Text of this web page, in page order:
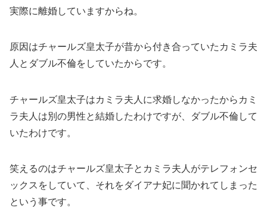
実際に離婚していますからね。
原因はチャールズ皇太子が昔から付き合っていたカミラ夫
人とダブル不倫をしていたからです。
チャールズ皇太子はカミラ夫人に求婚しなかったからカミ
ラ夫人は別の男性と結婚したわけですが、ダブル不倫して
いたわけです。
笑えるのはチャールズ皇太子とカミラ夫人がテレフォンセ
ックスをしていて、それをダイアナ妃に聞かれてしまった
という事です。